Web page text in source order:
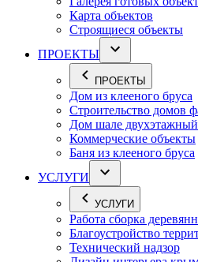
Карта объектов
Строящиеся объекты
ПРОЕКТЫ
ПРОЕКТЫ
Дом из клееного бруса
Строительство домов
Дом шале
Коммерческие объекты
Баня из клееного бруса
УСЛУГИ
УСЛУГИ
Работа сборка
Благоустройство
Технический надзор